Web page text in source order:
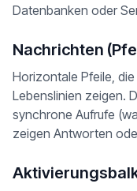
Datenbanken oder
Nachrichten
Horizontale Pfeile,
Lebenslinien zeigen.
synchrone Aufrufe
zeigen Antworten